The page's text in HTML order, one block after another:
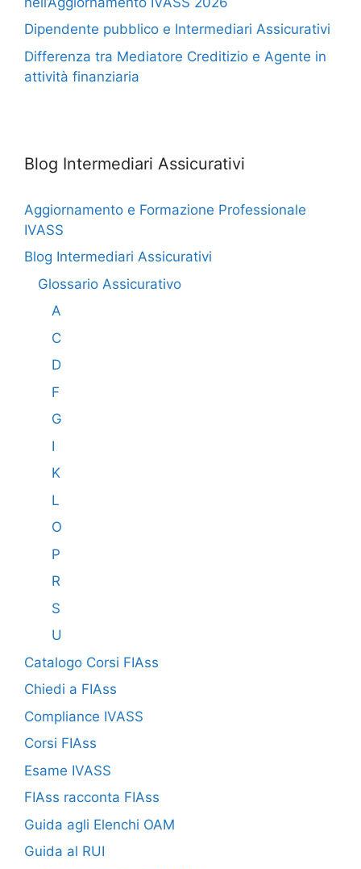
Dipendente pubblico e Intermediari Assicurativi
Differenza tra Mediatore Creditizio e Agente in
attività finanziaria
Blog Intermediari Assicurativi
Aggiornamento e Formazione Professionale
IVASS
Blog Intermediari Assicurativi
Glossario Assicurativo
A
C
D
F
G
I
K
L
O
P
R
S
U
Catalogo Corsi FIAss
Chiedi a FIAss
Compliance IVASS
Corsi FIAss
Esame IVASS
FIAss racconta FIAss
Guida agli Elenchi OAM
Guida al RUI